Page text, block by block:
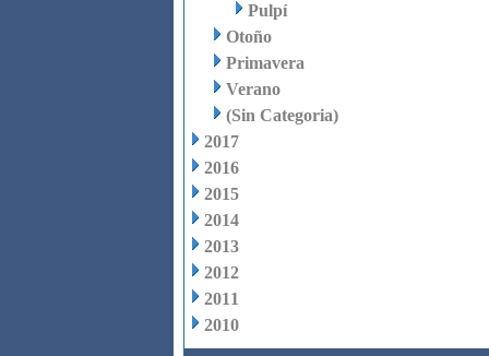
Pulpí
Otoño
Primavera
Verano
(Sin Categoria)
2017
2016
2015
2014
2013
2012
2011
2010